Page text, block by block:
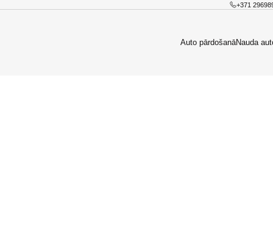
+371
Auto pārdošanāNauda